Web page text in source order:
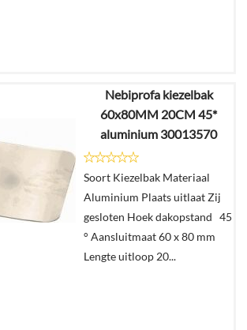
€2,75
In
winkelmand
Nebiprofa kiezelbak
60x80MM 20CM 45*
aluminium 30013570
Soort Kiezelbak Materiaal
Aluminium Plaats uitlaat Zij
gesloten Hoek dakopstand 45
° Aansluitmaat 60 x 80 mm
Lengte uitloop 20...